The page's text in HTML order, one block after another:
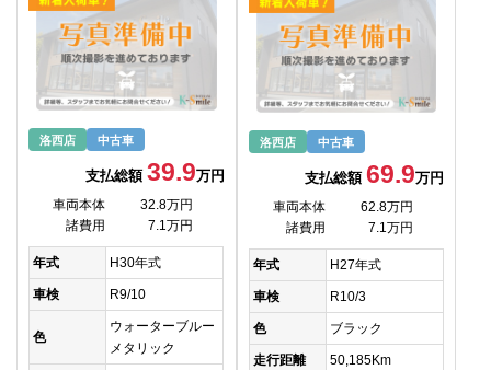
洛西店 中古車
支払総額 39.9万円
車両本体
32.8万円
諸費用
7.1万円
年式 H30年式
車検 R9/10
色
ウォーターブルー
メタリック
洛西店 中古車
支払総額69.9万円
車両本体
62.8万円
諸費用
7.1万円
年式 H27年式
車検 R10/3
色 ブラック
走行距離 50,185Km